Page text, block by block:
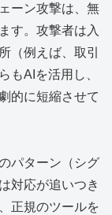
ーン攻撃は、無
す。攻撃者は入
（例えば、取引
もAIを活用し、
的に短縮させて
パターン（シグ
対応が追いつき
正規のツールを